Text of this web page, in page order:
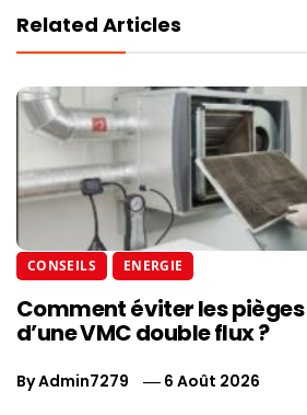
Related Articles
CONSEILS ENERGIE
Comment éviter les pièges
d’une VMC double flux ?
ByAdmin7279 6 Août 2026